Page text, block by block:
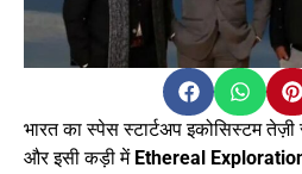
भारत का स्पेस स्टार्टअप इकोसिस्टम
और इसी कड़ी में Ethereal